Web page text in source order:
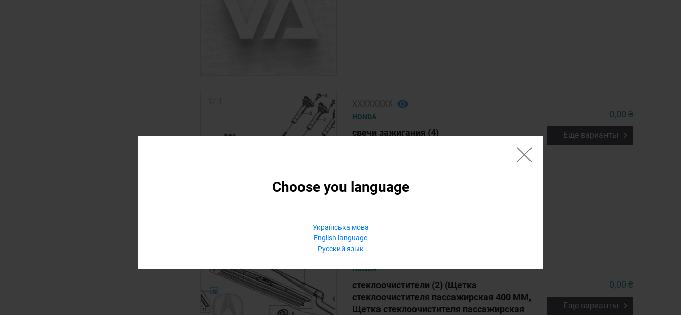
Choose you language
Українська мова
English language
Русский язык
HONDA
свечи зажигания (4)
0,00 ₴
Еще варианты
HONDA
стеклоочистители (2) (Щетка
стеклоочистителя пассажирская 400 ММ,
Щетка стеклоочистителя пассажирская
0,00 ₴
Еще варианты